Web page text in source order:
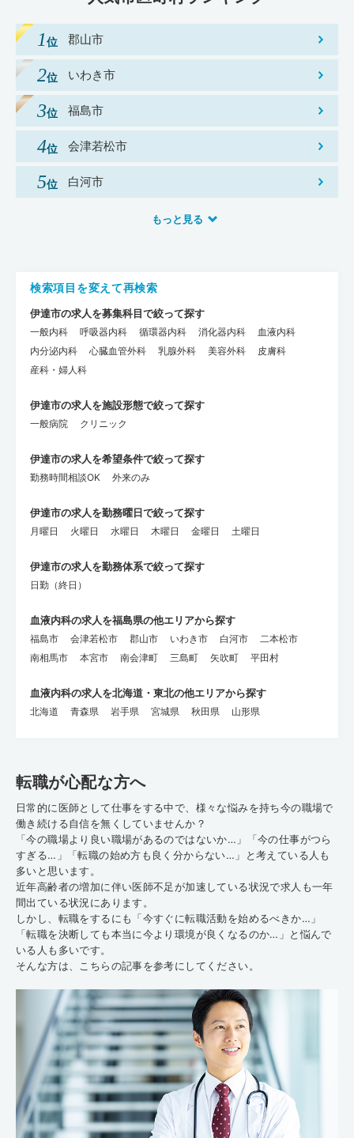
郡山市
いわき市
福島市
会津若松市
白河市
もっと見る
検索項目を変えて再検索
伊達市の求人を募集科目で絞って探す
一般内科 呼吸器内科 循環器内科 消化器内科
血液内科
内分泌内科
心臓血管外科 乳腺外科 美容外科
皮膚科
産科・婦人科
伊達市の求人を施設形態で絞って探す
一般病院 クリニック
伊達市の求人を希望条件で絞って探す
勤務時間相談OK 外来のみ
伊達市の求人を勤務曜日で絞って探す
月曜日 火曜日 水曜日 木曜日 金曜日 土曜日
伊達市の求人を勤務体系で絞って探す
日勤（終日）
血液内科の求人を福島県の他エリアから探す
福島市 会津若松市 郡山市 いわき市 白河市
二本松市
南相馬市
本宮市 南会津町 三島町 矢吹町 平田村
血液内科の求人を北海道・東北の他エリアから探す
北海道 青森県 岩手県 宮城県 秋田県 山形県
転職が心配な方へ
日常的に医師として仕事をする中で、様々な悩みを持ち今の職場で
働き続ける自信を無くしていませんか？
「今の職場より良い職場があるのではないか…」「今の仕事がつら
すぎる…」「転職の始め方も良く分からない…」と考えている人も
多いと思います。
近年高齢者の増加に伴い医師不足が加速している状況で求人も一年
間出ている状況にあります。
しかし、転職をするにも「今すぐに転職活動を始めるべきか…」
「転職を決断しても本当に今より環境が良くなるのか…」と悩んで
いる人も多いです。
そんな方は、こちらの記事を参考にしてください。